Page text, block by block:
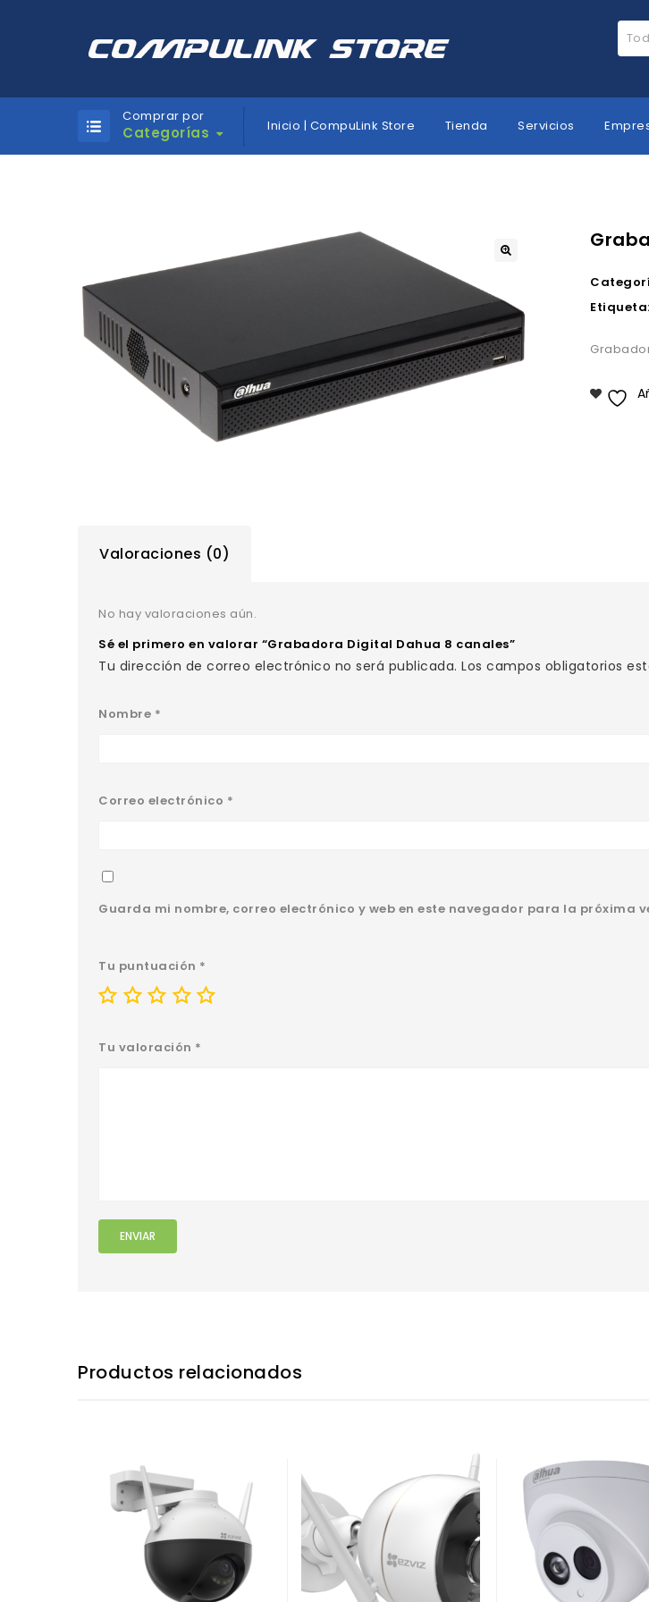
Comprar por
Categorías Inicio | CompuLink Store Tienda Servicios
Etiqueta:
Valoraciones (0)
No hay valoraciones aún.
Sé el primero en valorar “Grabadora Digital Dahua 8 canales”
Tu dirección de correo electrónico no será publicada. Los campos obligatorios
Nombre *
Correo electrónico *
Guarda mi nombre, correo electrónico y web en este navegador para la próxima
Tu puntuación *
Tu valoración *
Productos relacionados